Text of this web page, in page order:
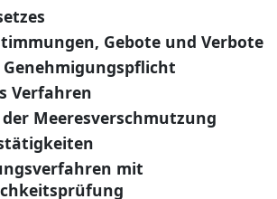
Gebote und Verbote
Verfahren
Meeresverschmutzung
mit